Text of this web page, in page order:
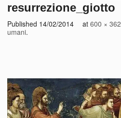
resurrezione_giotto
Published 14/02/2014 at 600 × 362
umani.